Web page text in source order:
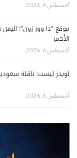
أغسطس 6, 2026
موقع “ذا وور زون”:
الأحمر
أغسطس 6, 2026
لويدز ليست: ناقلة
أغسطس 6, 2026